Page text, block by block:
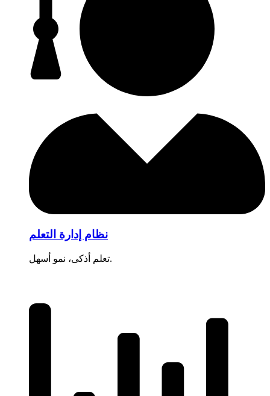
نظام إدارة التعلم
تعلم أذكى، نمو أسهل.